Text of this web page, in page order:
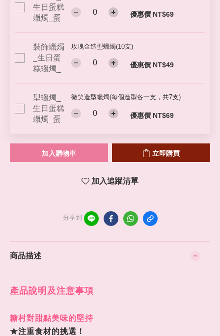
優惠價 NT$69
玫瑰金造型蠟燭(10支)
優惠價 NT$49
微笑造型蠟燭(每個造型各一支，共7支)
優惠價 NT$69
加入購物車 立即購買
加入追蹤清單
分享到
商品描述
產品說明及注意事項
糖村對甜點美味的堅持
★注重食材的挑選！